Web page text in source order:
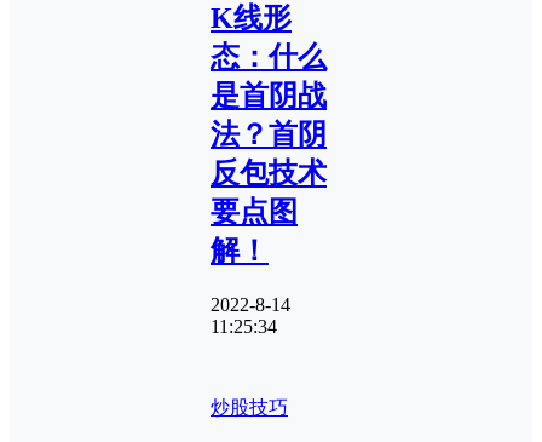
K线形
态：什么
是首阴战
法？首阴
反包技术
要点图
解！
2022-8-14
11:25:34
炒股技巧